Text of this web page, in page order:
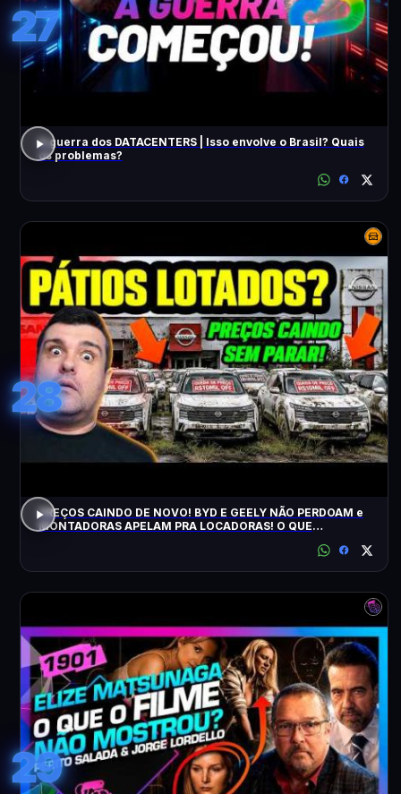
27
A guerra dos DATACENTERS | Isso envolve o Brasil? Quais
os problemas?
28
PREÇOS CAINDO DE NOVO! BYD E GEELY NÃO PERDOAM e
MONTADORAS APELAM PRA LOCADORAS! O QUE
29